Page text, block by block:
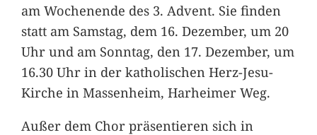
am Wochenende des 3. Advent. Sie finden
statt am Samstag, dem 16. Dezember, um 20
Uhr und am Sonntag, den 17. Dezember, um
16.30 Uhr in der katholischen Herz-Jesu-
Kirche in Massenheim, Harheimer Weg.
Außer dem Chor präsentieren sich in